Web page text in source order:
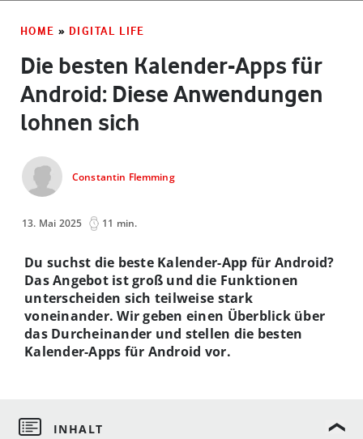
HOME » DIGITAL LIFE
Die besten Kalender-Apps für
Android: Diese Anwendungen
lohnen sich
Constantin Flemming
13. Mai 2025 11 min.
Du suchst die beste Kalender-App für Android?
Das Angebot ist groß und die Funktionen
unterscheiden sich teilweise stark
voneinander. Wir geben einen Überblick über
das Durcheinander und stellen die besten
Kalender-Apps für Android vor.